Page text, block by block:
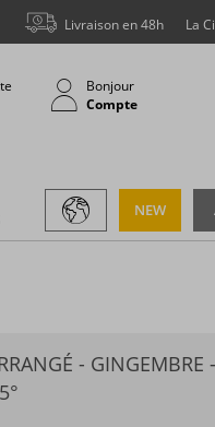
La
Livraison en 48h
Bonjour
Compte
NEW
- GINGEMBRE -